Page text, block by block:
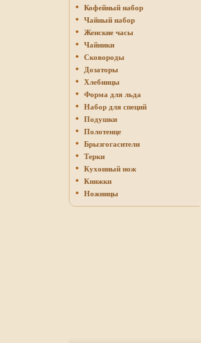
Кофейный набор
Чайный набор
Женские часы
Чайники
Сковороды
Дозаторы
Хлебницы
Форма для льда
Набор для специй
Подушки
Полотенце
Брызгогасители
Терки
Кухонный нож
Книжки
Ножницы